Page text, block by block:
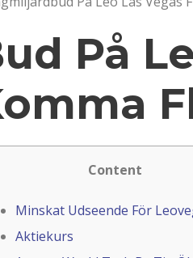
På
Content
Minskat Udseende För
Aktiekurs